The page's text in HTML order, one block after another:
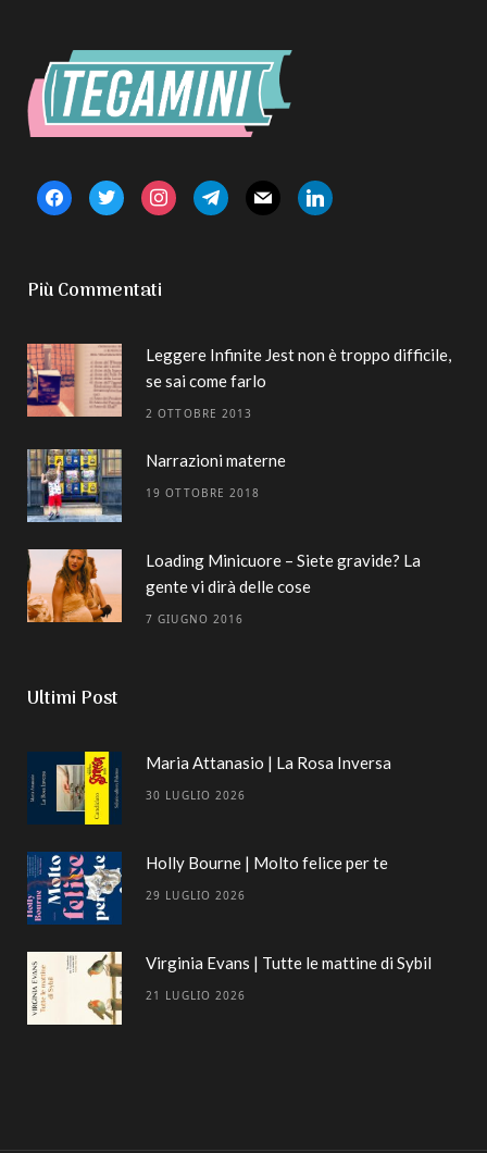
facebooktwitter instagramtelegrammail linkedin
Più Commentati
Leggere Infinite Jest non è troppo difficile,
se sai come farlo
2 OTTOBRE 2013
Narrazioni materne
19 OTTOBRE 2018
Loading Minicuore – Siete gravide? La
gente vi dirà delle cose
7 GIUGNO 2016
Ultimi Post
Maria Attanasio | La Rosa Inversa
30 LUGLIO 2026
Holly Bourne | Molto felice per te
29 LUGLIO 2026
Virginia Evans | Tutte le mattine di Sybil
21 LUGLIO 2026